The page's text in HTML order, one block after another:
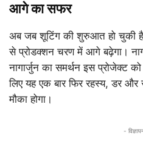
आगे का सफर
अब जब शूटिंग की शुरुआत हो चुकी
से प्रोडक्शन चरण में आगे बढ़ेगा।
नागार्जुन का समर्थन इस प्रोजेक्ट
लिए यह एक बार फिर रहस्य, डर
मौका होगा।
-